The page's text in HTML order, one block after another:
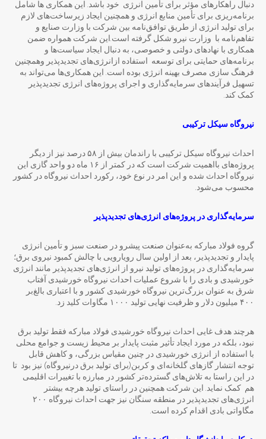
دنبال راهکارهای مؤثر برای تأمین انرژی خود باشد. این همکاری ها شامل
برنامه‌ریزی برای تأمین منابع انرژی و همچنین ایجاد زیرساخت‌های لازم
برای تولید انرژی از طریق توافق‌نامه‌ بین شرکت با وزارت صنایع و
تفاهم‌نامه با وزارت نیرو شکل گرفته است.این شرکت همواره ضمن
همکاری با نهادهای دولتی و خصوصی، به دنبال ایجاد سیاست‌ها و
برنامه‌های حمایتی برای توسعه استفاده ازانرژی‌های تجدیدپذیر وهمچنین
فرهنگ سازی مصرف بهینه انرژی بوده است. این همکاری‌ها می‌تواند به
تسهیل فرآیندهای سرمایه‌گذاری و اجرای پروژه‌های انرژی تجدیدپذیر
کمک کند.
نیروگاه سیکل ترکیبی
احداث نیروگاه سیکل ترکیبی با راندمان بیش از ۵۸ درصد نیز از دیگر
پروژه‌های بااهمیت شرکت است که در کمتر از ۱۶ ماه دو واحد گازی این
نیروگاه احداث ‌شده و این امر در نوع خود، رکورد احداث نیروگاه در کشور
محسوب می‌شود.
سرمایهگذاری در پروژههای انرژیهای تجدیدپذیر
گروه فولاد مبارکه به‌عنوان صنعت پیشرو در صنعت سبز و تأمین انرژی
پایدار و تجدیدپذیر، بعد از اولین سال رویارویی با چالش کمبود نیروی برق؛
سرمایه‌گذاری در پروژه‌های تولید نیرو از انرژی‌های تجدیدپذیر مانند انرژی
خورشیدی و بادی را با شروع عملیات احداث نیروگاه خورشیدی آفتاب
شرق به عنوان بزرگ‌ترین نیروگاه خورشیدی کشور و با اعتباری بالغ‌بر
۴۰۰ میلیون دلار و ظرفیت نهایی تولید ۱۰۰۰ مگاوات کلید زد.
هرچند هدف غایی احداث نیروگاه خورشیدی فولاد مبارکه فقط تولید برق
نبود، بلکه در مورد ایجاد تأثیر مثبت پایدار بر محیط ‌زیست و جوامع محلی
با استفاده از انرژی خورشیدی در چنین مقیاس بزرگی، و کاهش قابل
توجه انتشار گازهای گلخانه‌ای و کربن(برای تولید برق درنیروگاه) نیز بود تا
در این راستا به تلاش‌های گسترده‌تر کشور در مبارزه با تغییرات اقلیمی
هم کمک نماید. این شرکت همچنین در راستای تولید هرچه بیشتر
انرژی‌های تجدیدپذیر در منطقه سنگان نیز جهت احداث نیروگاه ۲۰۰
مگاواتی بادی اقدام کرده است.